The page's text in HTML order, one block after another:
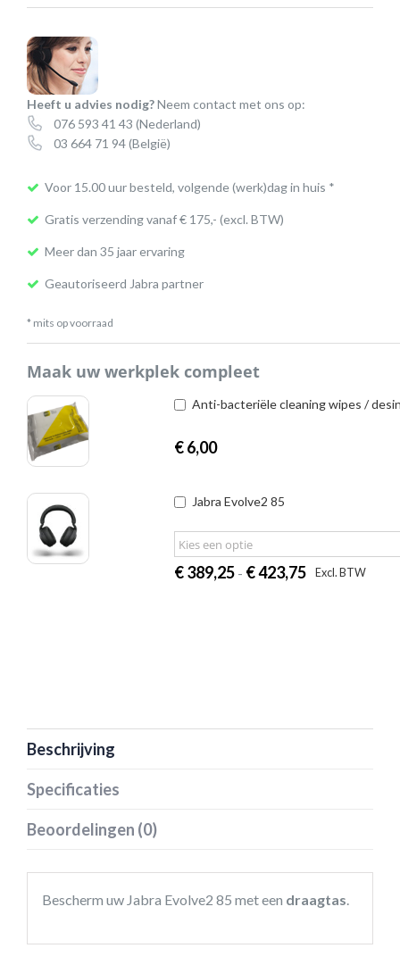
Maak uw werkplek compleet
Anti-bacteriële cleaning wipes /
€6,00
Jabra Evolve2 85
€389,25 - €423,75 Prijsklasse:
Excl. BTW
Heeft u advies nodig?Neem contact met ons op:
076 593 41 43 (Nederland)
03 664 71 94(België)
Voor 15.00 uur besteld, volgende (werk)dag in huis *
Gratis verzending vanaf € 175,- (excl. BTW)
Meer dan 35 jaar ervaring
Geautoriseerd Jabra partner
* mits op voorraad
Beschrijving
Specificaties
Beoordelingen (0)
Bescherm uw Jabra Evolve2 85 met een draagtas